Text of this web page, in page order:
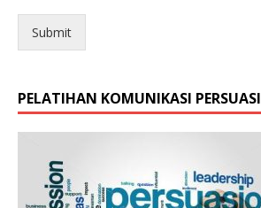
Submit
PELATIHAN KOMUNIKASI PERSUASI